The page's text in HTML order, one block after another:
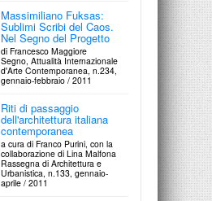
Massimiliano Fuksas:
Sublimi Scribi del Caos.
Nel Segno del Progetto
di Francesco Maggiore
Segno, Attualità Internazionale
d'Arte Contemporanea, n.234,
gennaio-febbraio / 2011
Riti di passaggio
dell'architettura italiana
contemporanea
a cura di Franco Purini, con la
collaborazione di Lina Malfona
Rassegna di Architettura e
Urbanistica, n.133, gennaio-
aprile / 2011